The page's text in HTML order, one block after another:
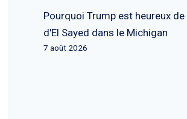
Pourquoi Trump est heureux
d'El Sayed dans le Michigan
7 août 2026